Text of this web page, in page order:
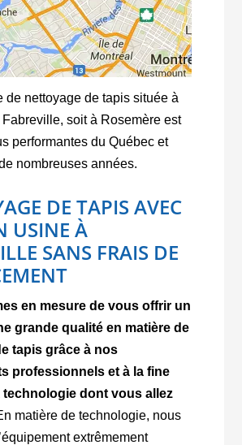
de nettoyage de tapis située à
soit à Rosemère est
performantes du Québec et
nombreuses années.
DE TAPIS AVEC
USINE À
SANS FRAIS DE
en mesure de vous offrir un
grande qualité en matière de
tapis grâce à nos
professionnels et à la fine
technologie dont vous allez
matière de technologie, nous
extrêmement